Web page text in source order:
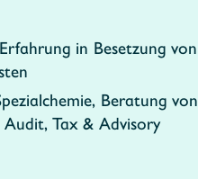
in Besetzung von
Beratung von
Tax & Advisory